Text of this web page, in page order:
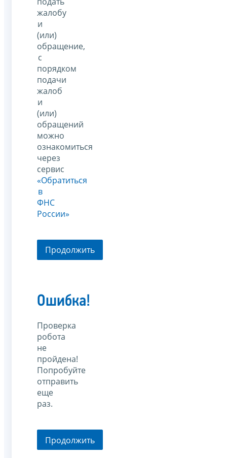
жалобу
и
(или)
обращение,
с
порядком
подачи
жалоб
и
(или)
обращений
можно
ознакомиться
через
сервис
«Обратиться
в
ФНС
России»
Продолжить
Ошибка!
Проверка
робота
не
пройдена!
Попробуйте
отправить
еще
раз.
Продолжить